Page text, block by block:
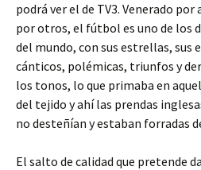
podrá ver el de TV3. Venerado
por otros, el fútbol es uno de los
del mundo, con sus estrellas, sus
cánticos, polémicas, triunfos y
los tonos, lo que primaba en
del tejido y ahí las prendas
no desteñían y estaban forradas
El salto de calidad que pretende